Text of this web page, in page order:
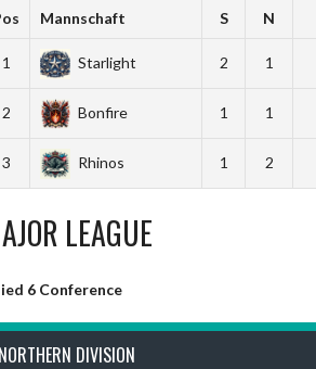
Mannschaft S N
1 Starlight 2 1
2 Bonfire 1 1
3 Rhinos 1 2
LEAGUE
6 Conference
DIVISION